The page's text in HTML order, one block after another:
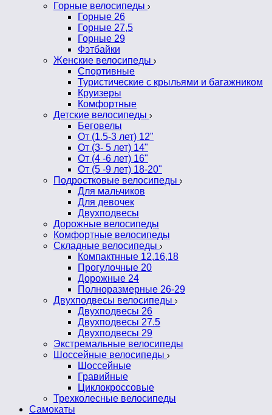
Горные велосипеды
Горные 26
Горные 27,5
Горные 29
Фэтбайки
Женские велосипеды
Спортивные
Туристические с крыльями и багажником
Круизеры
Комфортные
Детские велосипеды
Беговелы
От (1.5-3 лет) 12"
От (3- 5 лет) 14"
От (4 -6 лет) 16"
От (5 -9 лет) 18-20"
Подростковые велосипеды
Для мальчиков
Для девочек
Двухподвесы
Дорожные велосипеды
Комфортные велосипеды
Складные велосипеды
Компактнные 12,16,18
Прогулочные 20
Дорожные 24
Полноразмерные 26-29
Двухподвесы велосипеды
Двухподвесы 26
Двухподвесы 27.5
Двухподвесы 29
Экстремальные велосипеды
Шоссейные велосипеды
Шоссейные
Гравийные
Циклокроссовые
Трехколесные велосипеды
Самокаты